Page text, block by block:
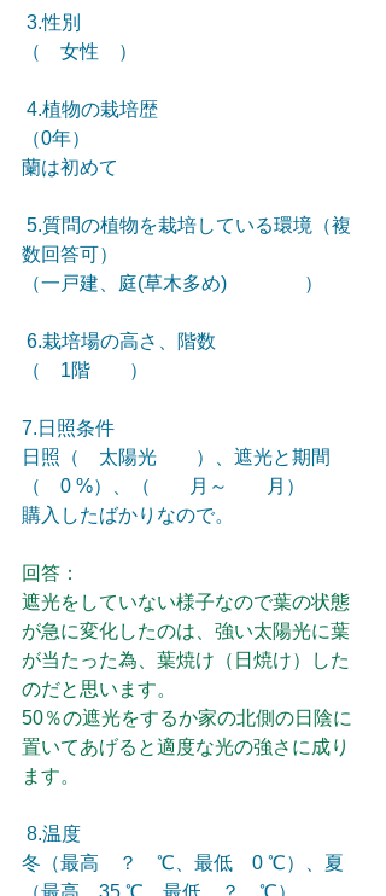
3.性別
（　女性　）
4.植物の栽培歴
（0年）
蘭は初めて
数回答可）
（一戸建、庭(草木多め)　　　　）
6.栽培場の高さ、階数
（　1階　　）
7.日照条件
日照（　太陽光　　）、遮光と期間
（　0 %）、（　　月～　　月）
購入したばかりなので。
回答：
遮光をしていない様子なので葉の状態
が急に変化したのは、強い太陽光に葉
が当たった為、葉焼け（日焼け）した
のだと思います。
50％の遮光をするか家の北側の日陰に
置いてあげると適度な光の強さに成り
ます。
8.温度
冬（最高　？　℃、最低　0 ℃）、夏